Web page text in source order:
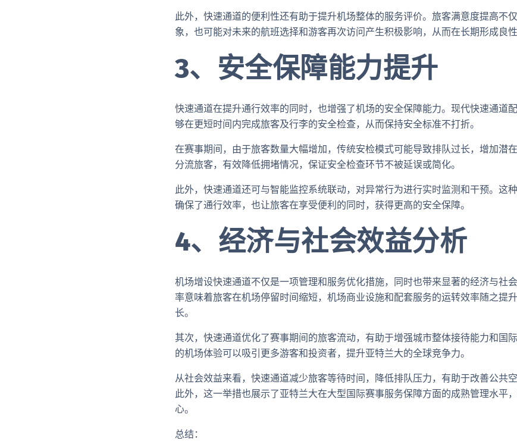
此外，快速通道的便利性还有助于提升机场整体的服务评价。旅客满意度提高不
象，也可能对未来的航班选择和游客再次访问产生积极影响，从而在长期形成良性
3、安全保障能力提升
快速通道在提升通行效率的同时，也增强了机场的安全保障能力。现代快速通道
够在更短时间内完成旅客及行李的安全检查，从而保持安全标准不打折。
在赛事期间，由于旅客数量大幅增加，传统安检模式可能导致排队过长，增加潜
分流旅客，有效降低拥堵情况，保证安全检查环节不被延误或简化。
此外，快速通道还可与智能监控系统联动，对异常行为进行实时监测和干预。这
确保了通行效率，也让旅客在享受便利的同时，获得更高的安全保障。
4、经济与社会效益分析
机场增设快速通道不仅是一项管理和服务优化措施，同时也带来显著的经济与社
率意味着旅客在机场停留时间缩短，机场商业设施和配套服务的运转效率随之提
长。
其次，快速通道优化了赛事期间的旅客流动，有助于增强城市整体接待能力和国
的机场体验可以吸引更多游客和投资者，提升亚特兰大的全球竞争力。
从社会效益来看，快速通道减少旅客等待时间，降低排队压力，有助于改善公共
此外，这一举措也展示了亚特兰大在大型国际赛事服务保障方面的成熟管理水平
心。
总结：